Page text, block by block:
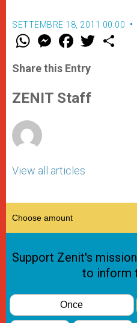
SETTEMBRE 18, 2011 00:00
W
t
s
p
p
M
e
s
e
g
e
F
a
e
b
o
k
w
Share this Entry
ZENIT Staff
View all articles